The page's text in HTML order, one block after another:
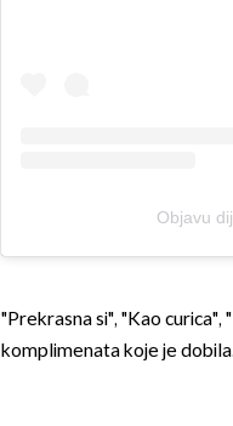
Objavu
"Prekrasna si", "Kao
komplimenata koje je dobila.